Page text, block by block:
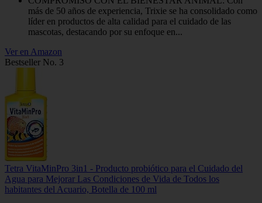
más de 50 años de experiencia, Trixie se ha consolidado como
líder en productos de alta calidad para el cuidado de las
mascotas, destacando por su enfoque en...
Ver en Amazon
Bestseller No. 3
Tetra VitaMinPro 3in1 - Producto probiótico para el Cuidado del
Agua para Mejorar Las Condiciones de Vida de Todos los
habitantes del Acuario, Botella de 100 ml